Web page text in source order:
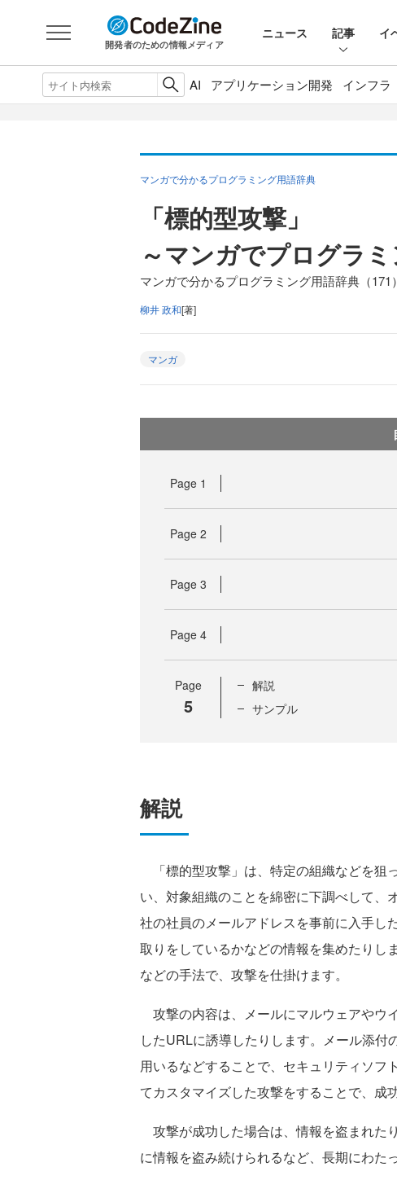
開発者のための情報メディア
ニュース 記事 イ
AI アプリケーション開発 インフラ
マンガで分かるプログラミング用語辞典
「標的型攻撃」
～マンガでプログラ
マンガで分かるプログラミング用語辞典（171）
柳井 政和[著]
マンガ
Page 1
Page 2
Page 3
Page 4
Page
5
解説
サンプル
解説
「標的型攻撃」は、特定の組織などを狙
い、対象組織のことを綿密に下調べして、
社の社員のメールアドレスを事前に入手し
取りをしているかなどの情報を集めたりし
などの手法で、攻撃を仕掛けます。
攻撃の内容は、メールにマルウェアやウ
したURLに誘導したりします。メール添
用いるなどすることで、セキュリティソフ
てカスタマイズした攻撃をすることで、成
攻撃が成功した場合は、情報を盗まれた
に情報を盗み続けられるなど、長期にわた